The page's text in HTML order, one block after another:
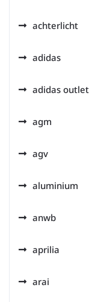
achterlicht
adidas
adidas outlet
agm
agv
aluminium
anwb
aprilia
arai